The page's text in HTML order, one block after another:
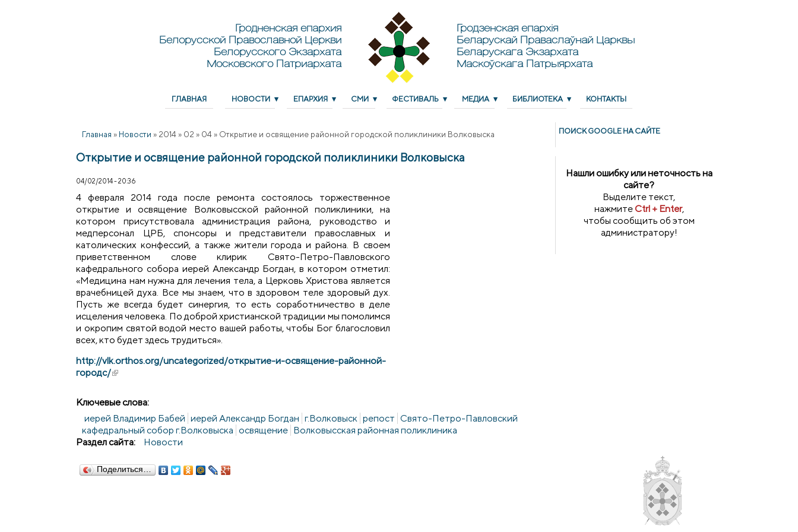
Гродненская епархия
Белорусской Православной Церкви
Белорусского Экзархата
Московского Патриархата
Гродзенская епархія
Беларускай Праваслаўнай Царквы
Беларускага Экзархата
Маскоўскага Патрыярхата
ГЛАВНАЯ НОВОСТИ ЕПАРХИЯ СМИ ФЕСТИВАЛЬ МЕДИА БИБЛИОТЕКА КОНТАКТЫ
Главная » Новости » 2014 » 02 » 04 » Открытие и освящение районной городской поликлиники Волковыска
Открытие и освящение районной городской поликлиники Волковыска
04/02/2014 - 20:36
4 февраля 2014 года после ремонта состоялось торжественное
открытие и освящение Волковысской районной поликлиники, на
котором присутствовала администрация района, руководство и
медперсонал ЦРБ, спонсоры и представители православных и
католических конфессий, а также жители города и района. В своем
приветственном слове клирик Свято-Петро-Павловского
кафедрального собора иерей Александр Богдан, в котором отметил:
«Медицина нам нужна для лечения тела, а Церковь Христова является
врачебницей духа. Все мы знаем, что в здоровом теле здоровый дух.
Пусть же всегда будет синергия, то есть соработничество в деле
исцеления человека. По доброй христианской традиции мы помолимся
и окропим святой водой место вашей работы, чтобы Бог благословил
всех, кто будет здесь трудиться».
http://vlk.orthos.org/uncategorized/открытие-и-освящение-районной-
городс/(внешняя ссылка)
Ключевые слова:
иерей Владимир Бабей иерей Александр Богдан г.Волковыск репост Свято-Петро-Павловский
кафедральный собор г.Волковыска освящение Волковысская районная поликлиника
Раздел сайта:
Новости
Поделиться…
ПОИСК GOОGLE НА САЙТЕ
Нашли ошибку или неточность на
сайте?
Выделите текст,
нажмитеCtrl + Enter,
чтобы сообщить об этом
администратору!